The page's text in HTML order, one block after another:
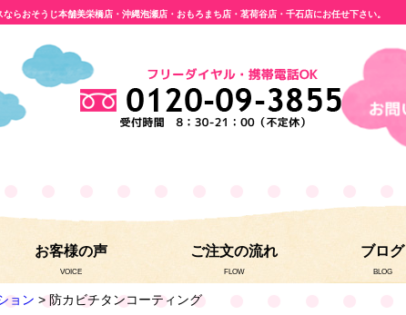
おそうじ本舗美栄橋店・沖縄泡瀬店・おもろまち店・茗荷谷店・千石店にお任せ下さい。
お客様の声
VOICE
ご注文の流れ
FLOW
ブログ
BLOG
ョン > 防カビチタンコーティング